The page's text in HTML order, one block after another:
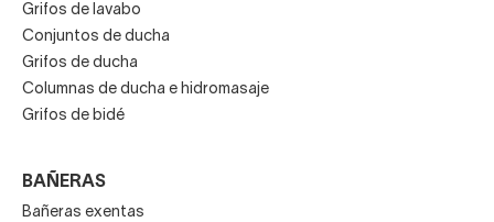
Grifos de lavabo
Conjuntos de ducha
Grifos de ducha
Columnas de ducha e hidromasaje
Grifos de bidé
BAÑERAS
Bañeras exentas